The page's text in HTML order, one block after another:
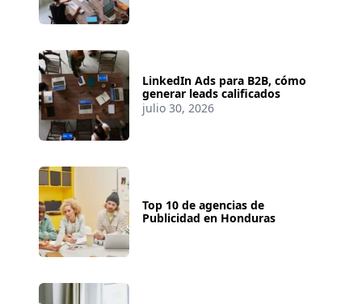
LinkedIn Ads para B2B, cómo
generar leads calificados
julio 30, 2026
Top 10 de agencias de
Publicidad en Honduras